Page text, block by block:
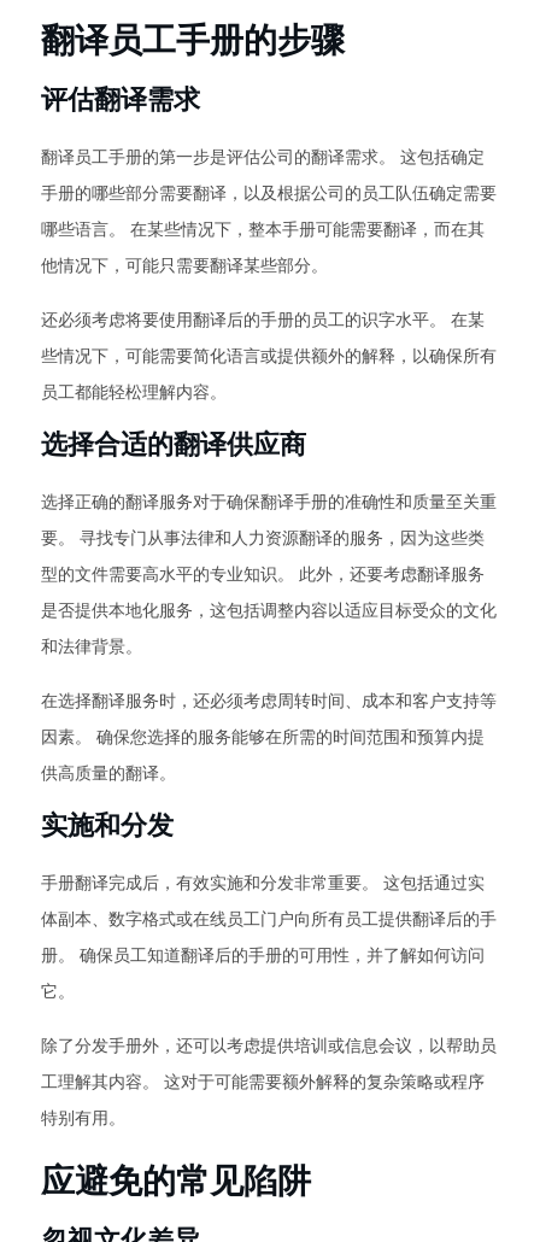
翻译员工手册的步骤
评估翻译需求
翻译员工手册的第一步是评估公司的翻译需求。 这包括确定
手册的哪些部分需要翻译，以及根据公司的员工队伍确定需要
哪些语言。 在某些情况下，整本手册可能需要翻译，而在其
他情况下，可能只需要翻译某些部分。
还必须考虑将要使用翻译后的手册的员工的识字水平。 在某
些情况下，可能需要简化语言或提供额外的解释，以确保所有
员工都能轻松理解内容。
选择合适的翻译供应商
选择正确的翻译服务对于确保翻译手册的准确性和质量至关重
要。 寻找专门从事法律和人力资源翻译的服务，因为这些类
型的文件需要高水平的专业知识。 此外，还要考虑翻译服务
是否提供本地化服务，这包括调整内容以适应目标受众的文化
和法律背景。
在选择翻译服务时，还必须考虑周转时间、成本和客户支持等
因素。 确保您选择的服务能够在所需的时间范围和预算内提
供高质量的翻译。
实施和分发
手册翻译完成后，有效实施和分发非常重要。 这包括通过实
体副本、数字格式或在线员工门户向所有员工提供翻译后的手
册。 确保员工知道翻译后的手册的可用性，并了解如何访问
它。
除了分发手册外，还可以考虑提供培训或信息会议，以帮助员
工理解其内容。 这对于可能需要额外解释的复杂策略或程序
特别有用。
应避免的常见陷阱